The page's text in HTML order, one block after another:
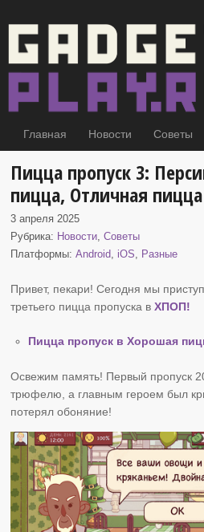
Главная Новости Советы
Пицца пропуск 3:
пицца, Отличная пицца
3 апреля 2025
Рубрика: Новости,Советы
Платформы:Android, iOS, Разные
Привет, пекари! Сегодня мы
третьего пицца пропуска вХПОП!
Пицца пропуск в Хорошая
Освежим память! Первый пропуск
трюфелю, а главным героем был
потерял обоняние!